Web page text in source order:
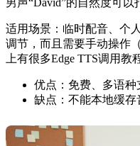
适用场景：临时配音、个
调节，而且需要手动操作
上有很多Edge TTS调用
优点：免费、多语种
缺点：不能本地缓